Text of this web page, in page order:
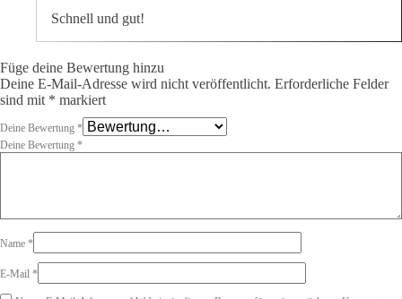
Schnell und gut!
Füge deine Bewertung hinzu
Deine E-Mail-Adresse wird nicht veröffentlicht. Erforderliche Felder
sind mit * markiert
Deine Bewertung *
Deine Bewertung *
Name *
E-Mail *